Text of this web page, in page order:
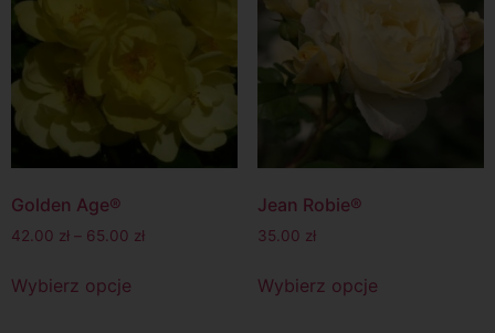
Golden Age®
42.00 zł – 65.00 zł
Wybierz opcje
Jean Robie®
35.00 zł
Wybierz opcje